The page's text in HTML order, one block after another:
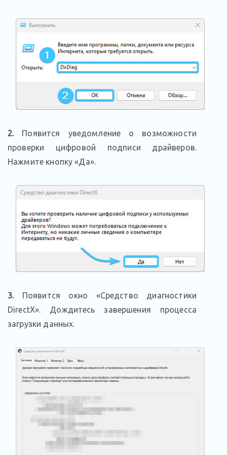
2. Появится уведомление о возможности
проверки цифровой подписи драйверов.
Нажмите кнопку «Да».
3.Появится окно «Средство диагностики
DirectX». Дождитесь завершения процесса
загрузки данных.